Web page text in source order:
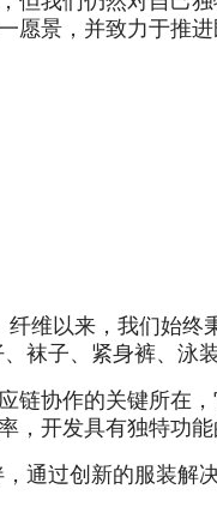
愿景，并致力于推
维以来，我们始
袜子、紧身裤、泳
链协作的关键所在
开发具有独特功
通过创新的服装解